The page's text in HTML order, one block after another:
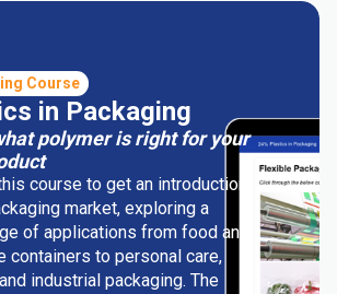
Course
in Packaging
polymer is right for your
course to get an introduction
market, exploring a
of applications from food and
containers to personal care,
industrial packaging. The